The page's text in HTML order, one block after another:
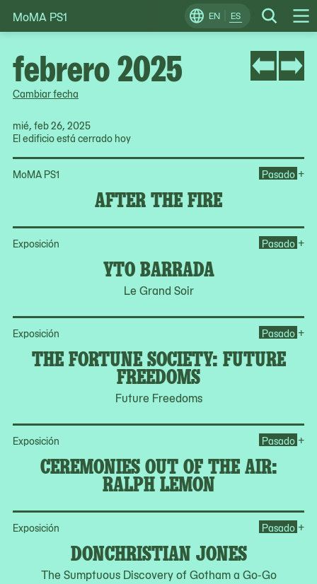
Skip
to
EN ES Search
Change
Locale
MoMA PS1
Cambiar fecha
mié, feb 26, 2025
El edificio está cerrado hoy
MoMA PS1
AFTER THE FIRE
Pasado +
Exposición
YTO BARRADA
Le Grand Soir
Pasado +
Exposición
THE FORTUNE SOCIETY: FUTURE
FREEDOMS
Future Freedoms
Pasado +
Exposición
CEREMONIES OUT OF THE AIR:
RALPH LEMON
Pasado +
Exposición
DONCHRISTIAN JONES
The Sumptuous Discovery of Gotham a Go-Go
Pasado +
febrero 2025